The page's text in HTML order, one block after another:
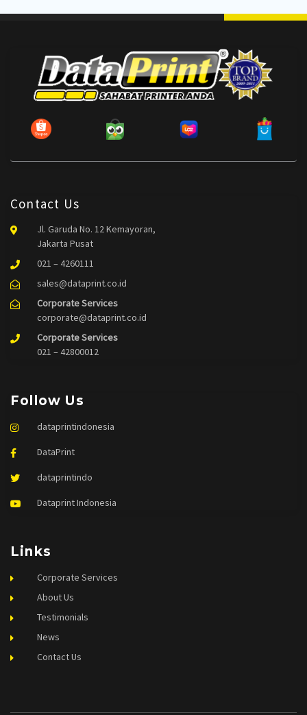
Links
Corporate Services
About Us
Testimonials
News
Contact Us
Follow Us
dataprintindonesia
DataPrint
dataprintindo
Dataprint Indonesia
Contact Us
Jl. Garuda No. 12 Kemayoran,
Jakarta Pusat
021 – 4260111
sales@dataprint.co.id
Corporate Services
corporate@dataprint.co.id
Corporate Services
021 – 42800012